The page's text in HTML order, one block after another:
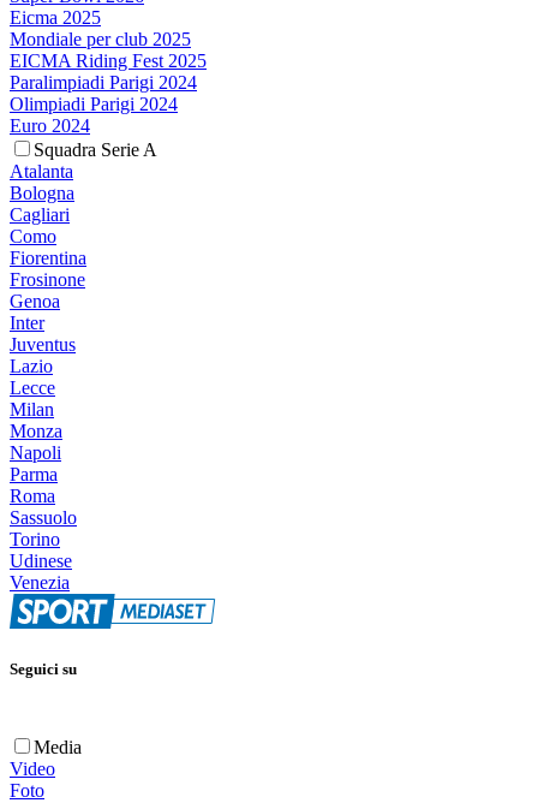
Eicma 2025
Mondiale per club 2025
EICMA Riding Fest 2025
Paralimpiadi Parigi 2024
Olimpiadi Parigi 2024
Euro 2024
Squadra Serie A
Atalanta
Bologna
Cagliari
Como
Fiorentina
Frosinone
Genoa
Inter
Juventus
Lazio
Lecce
Milan
Monza
Napoli
Parma
Roma
Sassuolo
Torino
Udinese
Venezia
Seguici su
Media
Video
Foto